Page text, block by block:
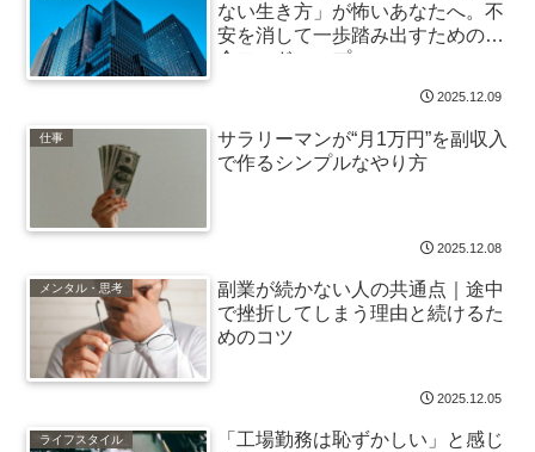
ない生き方」が怖いあなたへ。不
安を消して一歩踏み出すための完
全ロードマップ
2025.12.09
仕事
サラリーマンが“月1万円”を副収入
で作るシンプルなやり方
2025.12.08
メンタル・思考
副業が続かない人の共通点｜途中
で挫折してしまう理由と続けるた
めのコツ
2025.12.05
ライフスタイル
「工場勤務は恥ずかしい」と感じ